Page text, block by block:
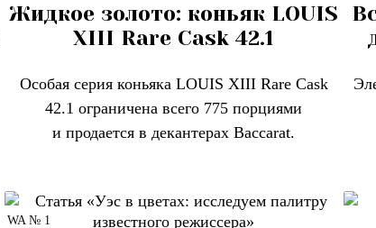
Жидкое золото: коньяк LOUIS
XIII Rare Cask 42.1
Особая серия коньяка LOUIS XIII Rare Cask
42.1 ограничена всего 775 порциями
и продается в декантерах Baccarat.
WA № 1